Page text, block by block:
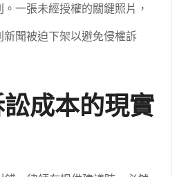
一張未經授權的關鍵照片，
新聞被迫下架以避免侵權訴
訟成本的現實